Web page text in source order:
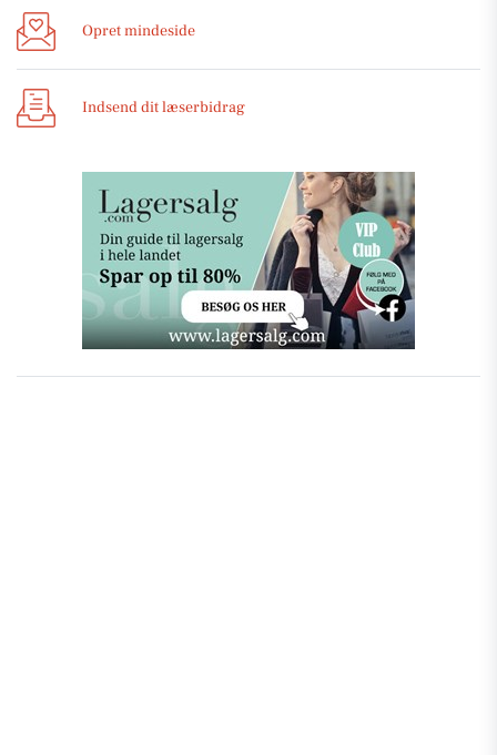
Opret mindeside
Indsend dit læserbidrag